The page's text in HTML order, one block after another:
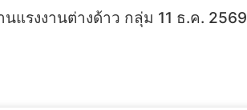
แรงงานต่างด้าว กลุ่ม 11 ธ.ค. 2569